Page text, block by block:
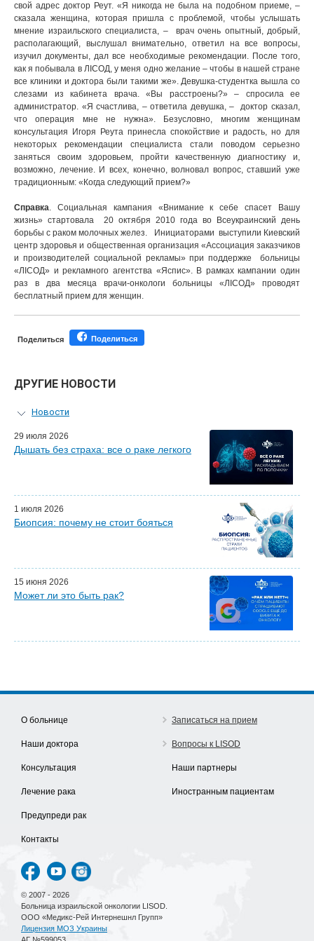
свой адрес доктор Реут. «Я никогда не была на подобном приеме, –
сказала женщина, которая пришла с проблемой, чтобы услышать
мнение израильского специалиста, – врач очень опытный, добрый,
располагающий, выслушал внимательно, ответил на все вопросы,
изучил документы, дал все необходимые рекомендации. После того,
как я побывала в ЛIСОД, у меня одно желание – чтобы в нашей стране
все клиники и доктора были такими же». Девушка-студентка вышла со
слезами из кабинета врача. «Вы расстроены?» – спросила ее
администратор. «Я счастлива, – ответила девушка, – доктор сказал,
что операция мне не нужна». Безусловно, многим женщинам
консультация Игоря Реута принесла спокойствие и радость, но для
некоторых рекомендации специалиста стали поводом серьезно
заняться своим здоровьем, пройти качественную диагностику и,
возможно, лечение. И всех, конечно, волновал вопрос, ставший уже
традиционным: «Когда следующий прием?»
Справка. Социальная кампания «Внимание к себе спасет Вашу
жизнь» стартовала 20 октября 2010 года во Всеукраинский день
борьбы с раком молочных желез. Инициаторами выступили Киевский
центр здоровья и общественная организация «Ассоциация заказчиков
и производителей социальной рекламы» при поддержке больницы
«ЛІСОД» и рекламного агентства «Яспис». В рамках кампании один
раз в два месяца врачи-онкологи больницы «ЛIСОД» проводят
бесплатный прием для женщин.
Поделиться Поделиться
ДРУГИЕ НОВОСТИ
Новости
Персональный гид
Мастер-классы для врачей
Наши партнеры
29 июля 2026
Дышать без страха: все о раке легкого
1 июля 2026
Биопсия: почему не стоит бояться
15 июня 2026
Может ли это быть рак?
О больнице
Наши доктора
Консультация
Лечение рака
Предупреди рак
Контакты
Записаться на прием
Вопросы к LISOD
Наши партнеры
Иностранным пациентам
© 2007 - 2026
Больница израильской онкологии LISOD.
ООО «Медикс-Рей Интернешнл Групп»
Лицензия МОЗ Украины
АГ №599053